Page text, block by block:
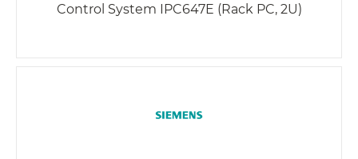
Control System IPC647E (Rack PC, 2U)